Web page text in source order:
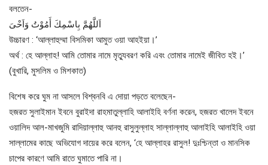
বলতেন-
اَللَّهُمَّ بِاسْمِكَ أَمُوْتُ وَاَحْىَ
উচ্চারণ : ‘আল্লাহুম্মা বিসমিকা আমুত ওয়া আহইয়া।’
অর্থ : হে আল্লাহ! আমি তোমার নামে মৃত্যুবরণ করি এবং তোমার নামেই জীবিত হই।’
(বুখারি, মুসলিম ও মিশকাত)
বিশেষ করে ঘুম না আসলে বিশ্বনবি এ দোয়া পড়তে বলেছেন-
হজরত সুলাইমান ইবনে বুরাইদা রাহমাতুল্লাহি আলাইহি বর্ণনা করেন, হজরত খালেদ ইবনে
ওয়ালিদ আল-মাখজুমি রাদিয়াল্লাহু আনহু রাসুলুল্লাহ সাল্লাল্লাহু আলাইহি আলাইহি ওয়া
সাল্লামের কাছে অভিযোগ দায়ের করে বলেন, ‘হে আল্লাহর রাসুল! দুঃশ্চিন্তা ও মানসিক
চাপের কারণে আমি রাতে ঘুমাতে পারি না।